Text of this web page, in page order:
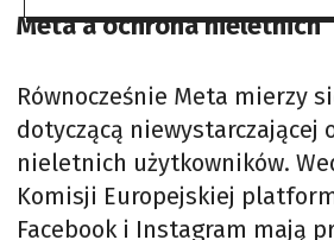
Meta a ochrona nieletnich
Równocześnie Meta mierzy
dotyczącą niewystarczającej
nieletnich użytkowników.
Komisji Europejskiej
Facebook i Instagram mają